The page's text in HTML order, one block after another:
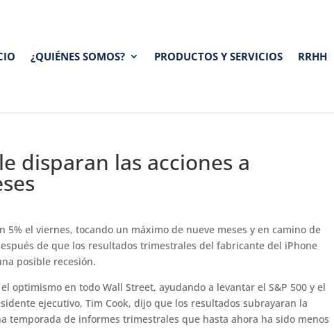
¿QUIÉNES SOMOS? PRODUCTOS Y SERVICIOS RRHH
disparan las acciones a
5% el viernes, tocando un máximo de nueve meses y en camino de
de que los resultados trimestrales del fabricante del iPhone
posible recesión.
optimismo en todo Wall Street, ayudando a levantar el S&P 500 y el
ejecutivo, Tim Cook, dijo que los resultados subrayaran la
temporada de informes trimestrales que hasta ahora ha sido menos